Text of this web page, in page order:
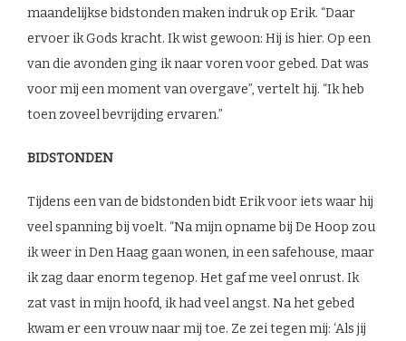
maandelijkse bidstonden maken indruk op Erik. “Daar
ervoer ik Gods kracht. Ik wist gewoon: Hij is hier. Op een
van die avonden ging ik naar voren voor gebed. Dat was
voor mij een moment van overgave”, vertelt hij. “Ik heb
toen zoveel bevrijding ervaren.”
BIDSTONDEN
Tijdens een van de bidstonden bidt Erik voor iets waar hij
veel spanning bij voelt. “Na mijn opname bij De Hoop zou
ik weer in Den Haag gaan wonen, in een safehouse, maar
ik zag daar enorm tegenop. Het gaf me veel onrust. Ik
zat vast in mijn hoofd, ik had veel angst. Na het gebed
kwam er een vrouw naar mij toe. Ze zei tegen mij: ‘Als jij